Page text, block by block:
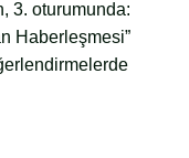
3. oturumunda:
Haberleşmesi”